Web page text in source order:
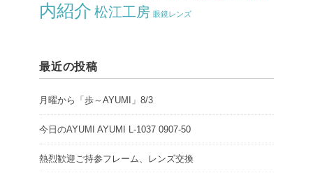
内紹介 松江工房 眼鏡レンズ
最近の投稿
月曜から「歩～AYUMI」8/3
今日のAYUMI AYUMI L-1037 0907-50
熱烈歓迎ご持参フレーム、レンズ交換